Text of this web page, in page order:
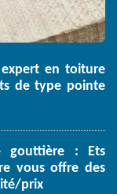
expert en toiture
de type pointe
gouttière : Ets
vous offre des
prix